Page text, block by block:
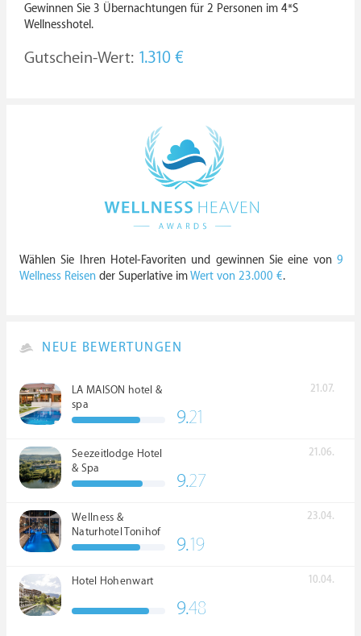
Gewinnen Sie 3 Übernachtungen für 2 Personen im 4*S
Wellnesshotel.
Gutschein-Wert: 1.310 €
Wählen Sie Ihren Hotel-Favoriten und gewinnen Sie eine von 9
Wellness Reisen der Superlative imWert von 23.000 €.
NEUE BEWERTUNGEN
LA MAISON hotel &
spa
21.07.
9.21
Seezeitlodge Hotel
& Spa
21.06.
9.27
Wellness &
Naturhotel Tonihof
****S
23.04.
9.19
Hotel Hohenwart 10.04.
9.48